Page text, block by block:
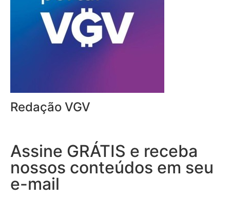
Redação VGV
Assine GRÁTIS e receba
nossos conteúdos em seu
e-mail